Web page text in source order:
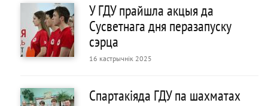
У ГДУ прайшла акцыя да
Сусветнага дня перазапуску
сэрца
16 кастрычнік 2025
Спартакіяда ГДУ па шахматах